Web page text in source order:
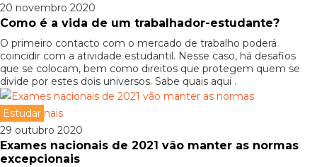
20 novembro 2020
Como é a vida de um trabalhador-estudante?
O primeiro contacto com o mercado de trabalho poderá
coincidir com a atividade estudantil. Nesse caso, há desafios
que se colocam, bem como direitos que protegem quem se
divide por estes dois universos. Sabe quais aqui .
Estudar
29 outubro 2020
Exames nacionais de 2021 vão manter as normas
excepcionais